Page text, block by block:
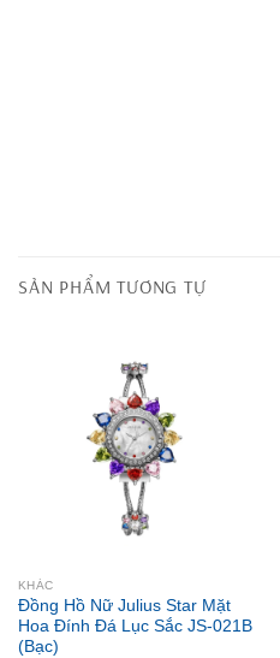
SẢN PHẨM TƯƠNG TỰ
KHÁC
Đồng Hồ Nữ Julius Star Mặt
Hoa Đính Đá Lục Sắc JS-021B
(Bạc)